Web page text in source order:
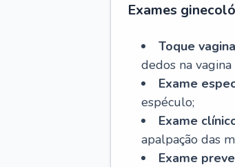
Exames
Toque
dedos na
Exame
espéculo;
Exame
apalpação das
Exame